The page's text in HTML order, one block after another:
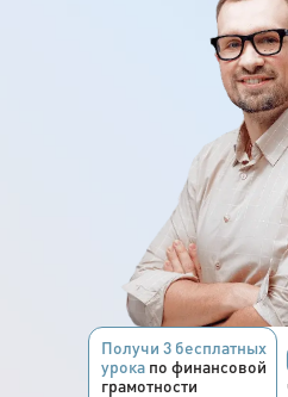
Получи 3 бесплатных
урока по финансовой
грамотности